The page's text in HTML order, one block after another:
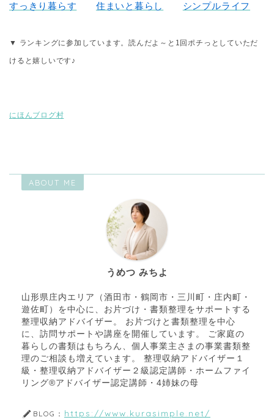
すっきり暮らす 住まいと暮らし シンプルライフ
▼ ランキングに参加しています。読んだよ～と1回ポチっとしていただ
けると嬉しいです♪
にほんブログ村
ABOUT ME
うめつ みちよ
山形県庄内エリア（酒田市・鶴岡市・三川町・庄内町・
遊佐町）を中心に、お片づけ・書類整理をサポートする
整理収納アドバイザー。 お片づけと書類整理を中心
に、訪問サポートや講座を開催しています。 ご家庭の
暮らしの書類はもちろん、個人事業主さまの事業書類整
理のご相談も増えています。 整理収納アドバイザー１
級・整理収納アドバイザー２級認定講師・ホームファイ
リング®アドバイザー認定講師・4姉妹の母
BLOG： https://www.kurasimple.net/